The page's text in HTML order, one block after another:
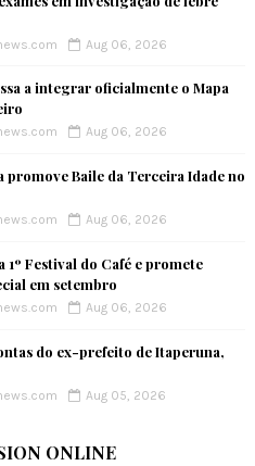
Aug 06, 2026
a integrar oficialmente o Mapa
Aug 06, 2026
promove Baile da Terceira Idade no
Aug 06, 2026
Festival do Café e promete
em setembro
Aug 06, 2026
do ex-prefeito de Itaperuna,
Aug 05, 2026
ONLINE